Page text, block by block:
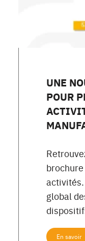
UNE
POUR
global
En savoir